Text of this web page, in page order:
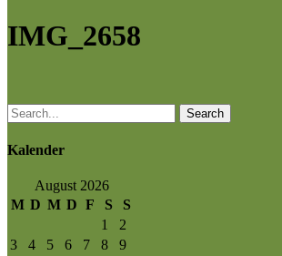
IMG_2658
Search
Kalender
August 2026
M D M D F S
S
1
2
3
4 5 6 7 8
9